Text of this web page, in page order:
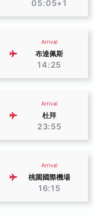
05:05+1
Arrival
布達佩斯
14:25
Arrival
杜拜
23:55
Arrival
桃園國際機場
16:15